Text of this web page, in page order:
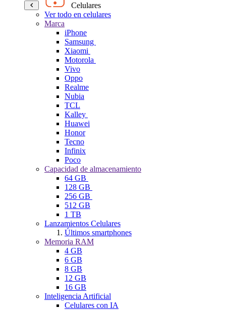
Celulares
Ver todo en celulares
Marca
iPhone
Samsung
Xiaomi
Motorola
Vivo
Oppo
Realme
Nubia
TCL
Kalley
Huawei
Honor
Tecno
Infinix
Poco
Capacidad de almacenamiento
64 GB
128 GB
256 GB
512 GB
1 TB
Lanzamientos Celulares
Últimos smartphones
Memoria RAM
4 GB
6 GB
8 GB
12 GB
16 GB
Inteligencia Artificial
Celulares con IA